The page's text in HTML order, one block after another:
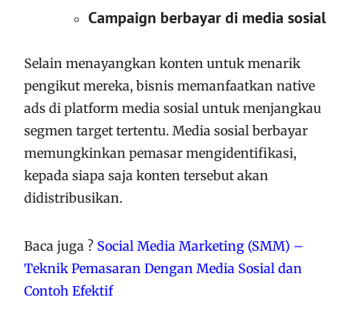
Campaign berbayar di media sosial
Selain menayangkan konten untuk menarik
pengikut mereka, bisnis memanfaatkan native
ads di platform media sosial untuk menjangkau
segmen target tertentu. Media sosial berbayar
memungkinkan pemasar mengidentifikasi,
kepada siapa saja konten tersebut akan
didistribusikan.
Baca juga ? Social Media Marketing (SMM) –
Teknik Pemasaran Dengan Media Sosial dan
Contoh Efektif